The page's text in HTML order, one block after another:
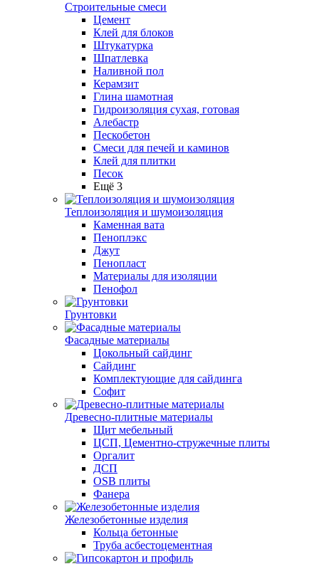
Строительные смеси
Цемент
Клей для блоков
Штукатурка
Шпатлевка
Наливной пол
Керамзит
Глина шамотная
Гидроизоляция сухая, готовая
Алебастр
Пескобетон
Смеси для печей и каминов
Клей для плитки
Песок
Ещё 3
Теплоизоляция и шумоизоляция
Каменная вата
Пеноплэкс
Джут
Пенопласт
Материалы для изоляции
Пенофол
Грунтовки
Фасадные материалы
Цокольный сайдинг
Сайдинг
Комплектующие для сайдинга
Софит
Древесно-плитные материалы
Щит мебельный
ЦСП, Цементно-стружечные плиты
Оргалит
ДСП
OSB плиты
Фанера
Железобетонные изделия
Кольца бетонные
Труба асбестоцементная